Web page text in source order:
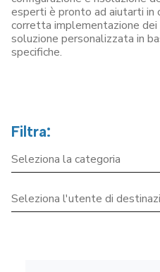
esperti è pronto ad aiutarti in
corretta implementazione
soluzione personalizzata in
specifiche.
Filtra: